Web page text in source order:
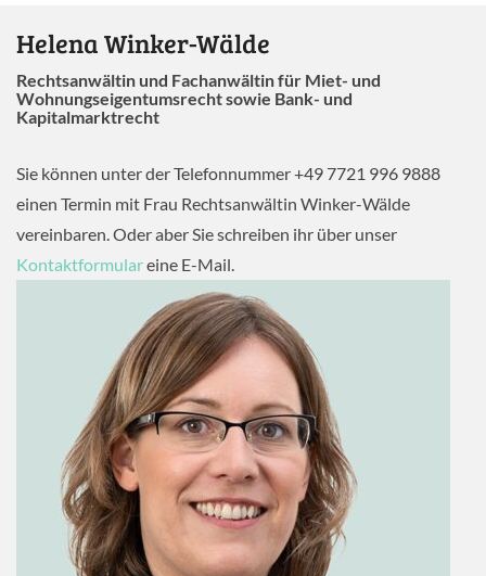
Helena Winker-Wälde
Rechtsanwältin und Fachanwältin für Miet- und
Wohnungseigentumsrecht sowie Bank- und
Kapitalmarktrecht
Sie können unter der Telefonnummer +49 7721 996 9888
einen Termin mit Frau Rechtsanwältin Winker-Wälde
vereinbaren. Oder aber Sie schreiben ihr über unser
Kontaktformulareine E-Mail.